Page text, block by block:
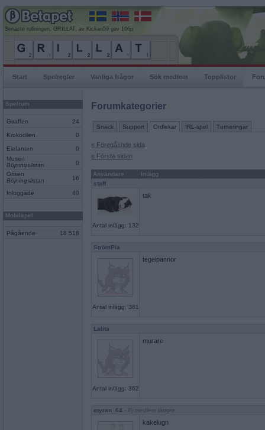
Senaste rullningen, GRILLAT, av Kickan59 gav 106p
Start Spelregler Vanliga frågor Sök medlem Topplistor
Spelrum
Giraffen 24
Krokodilen 0
Elefanten
0
Musen
Böjningslistan
0
Grisen
Böjningslistan
16
Inloggade 40
Mobilspel
Pågående 18 518
Forumkategorier
Snack Support Ordlekar IRL-spel Turneringar
« Föregående sida
« Första sidan
Användare
Inlägg
staff
Antal inlägg: 132
tak
StrömPia
Antal inlägg: 381
tegelpannor
Lalita
Antal inlägg: 362
murare
myran_64 - Ej medlem längre
kakelugn